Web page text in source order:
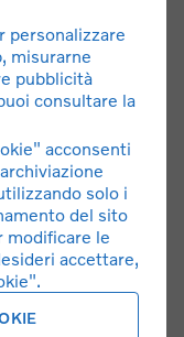
riferimento alle
ai Consumatori
il punto vendita e
approvazione di
Volvo operano
Banca SpA,
sono marchi di
combinato:
198 g/km. I dati
personalizzare
misurarne
pubblicità
consultare la
acconsenti
solo i
del sito
modificare le
accettare,